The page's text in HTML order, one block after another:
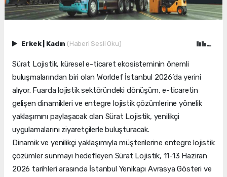
Erkek Kadın (Haberi Sesli Oku)
Sürat Lojistik, küresel e-ticaret ekosisteminin önemli
buluşmalarından biri olan Worldef İstanbul 2026’da yerini
alıyor. Fuarda lojistik sektöründeki dönüşüm, e-ticaretin
gelişen dinamikleri ve entegre lojistik çözümlerine yönelik
yaklaşımını paylaşacak olan Sürat Lojistik, yenilikçi
uygulamalarını ziyaretçilerle buluşturacak.
Dinamik ve yenilikçi yaklaşımıyla müşterilerine entegre lojistik
çözümler sunmayı hedefleyen Sürat Lojistik, 11-13 Haziran
2026 tarihleri arasında İstanbul Yenikapı Avrasya Gösteri ve